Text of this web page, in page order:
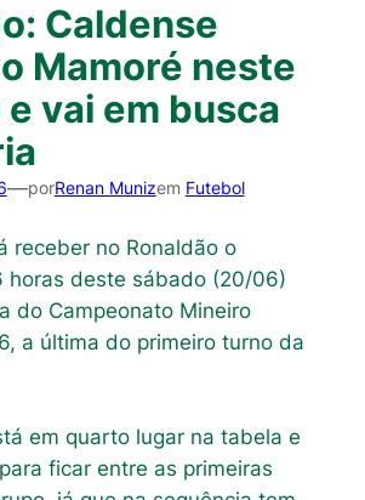
Caldense
Mamoré neste
vai em busca
—porRenan Munizem Futebol
receber no Ronaldão o
horas deste sábado (20/06)
do Campeonato Mineiro
a última do primeiro turno da
em quarto lugar na tabela e
ficar entre as primeiras